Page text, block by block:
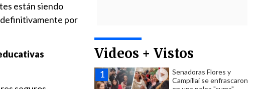
Videos + Vistos
Senadoras Flores y
Campillai se enfrascaron
están siendo
definitivamente por